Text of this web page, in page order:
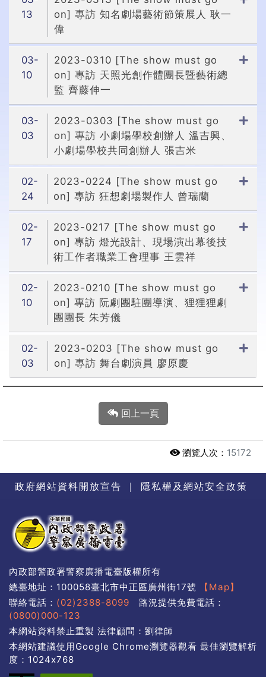
13
on] 專訪 知名劇場藝術節策展人 耿一
偉
03-
10
2023-0310 [The show must go
on] 專訪 天照光創作體團長暨藝術總
監 齊藤伸一
03-
03
2023-0303 [The show must go
on] 專訪 小劇場學校創辦人 溫吉興、
小劇場學校共同創辦人 張吉米
02-
24
2023-0224 [The show must go
on] 專訪 狂想劇場製作人 曾瑞蘭
02-
17
2023-0217 [The show must go
on] 專訪 燈光設計、現場演出幕後技
術工作者職業工會理事 王雲祥
02-
10
2023-0210 [The show must go
on] 專訪 阮劇團駐團導演、狸狸狸劇
團團長 朱芳儀
02-
03
2023-0203 [The show must go
on] 專訪 舞台劇演員 廖原慶
回上一頁
瀏覽人次： 15172
政府網站資料開放宣告 ｜ 隱私權及網站安全政策
內政部警政署警察廣播電臺版權所有
總臺地址：100058臺北市中正區廣州街17號
【Map】
聯絡電話： (02)2388-8099 路況提供免費電話：
(0800)000-123
本網站資料禁止重製 法律顧問：劉律師
本網站建議使用Google Chrome瀏覽器觀看 最佳瀏覽解析
度：1024x768